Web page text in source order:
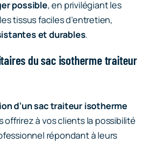
possible, en privilégiant les
tissus faciles d’entretien,
et durables.
du sac isotherme traiteur
d’un sac traiteur isotherme
offrirez à vos clients la possibilité
répondant à leurs